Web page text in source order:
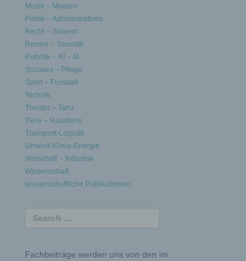
Musik – Medien
Politik – Administratives
Recht – Steuern
Reisen – Touristik
Robotik – KI – AI
Soziales – Pflege
Sport – Fussball
Technik
Theater – Tanz
Tiere – Haustiere
Transport-Logistik
Umwelt-Klima-Energie
Wirtschaft – Industrie
Wissenschaft
wissenschaftliche Publikationen
Fachbeiträge werden uns von den im